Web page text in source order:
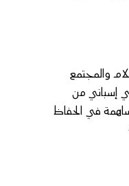
والمجتمع
الدشيرة وكذا الذكرى 47 لجلاء آخر جندي إسباني من
في الحفاظ